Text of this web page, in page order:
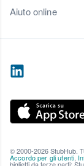
Aiuto online
© 2000-2026 StubHub.
Accordo per gli utenti,